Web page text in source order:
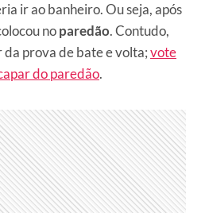
ir ao banheiro. Ou seja, após
noparedão. Contudo,
prova de bate e volta;vote
do paredão.